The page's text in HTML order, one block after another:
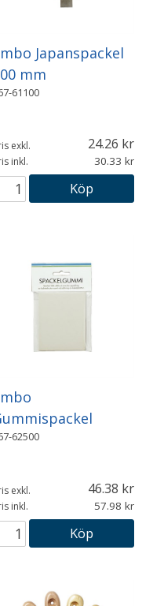
Japanspackel
mm
61100
exkl. 24.26
inkl. 30.33
Köp
62500
exkl. 46.38
inkl. 57.98
Köp